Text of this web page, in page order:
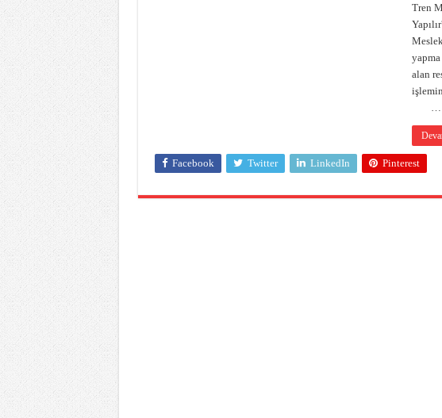
Tren
yapma
alan
Facebook Twitter LinkedIn Pinterest